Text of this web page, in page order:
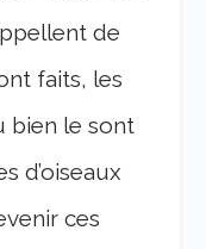
de
faits, les
bien le sont
d’oiseaux
ces